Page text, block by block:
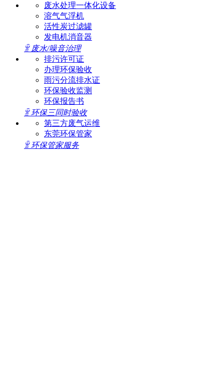
废水处理一体化设备
溶气气浮机
活性炭过滤罐
发电机消音器
ꁇ 废水/噪音治理
排污许可证
办理环保验收
雨污分流排水证
环保验收监测
环保报告书
ꁇ 环保三同时验收
第三方废气运维
东莞环保管家
ꁇ 环保管家服务